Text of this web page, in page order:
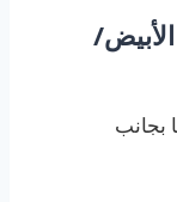
الأبيض/
بجانب